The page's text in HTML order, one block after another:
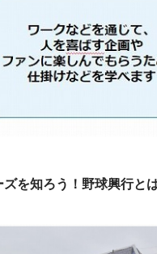
を知ろう！野球興行と